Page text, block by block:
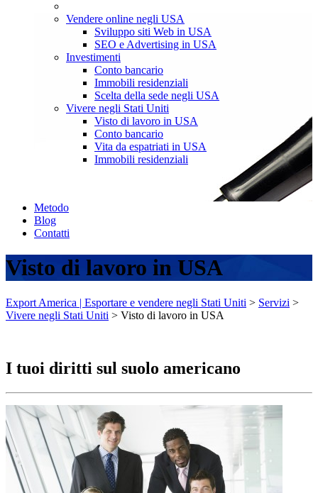
Vendere online negli USA
Sviluppo siti Web in USA
SEO e Advertising in USA
Investimenti
Conto bancario
Immobili residenziali
Scelta della sede negli USA
Vivere negli Stati Uniti
Visto di lavoro in USA
Conto bancario
Vita da espatriati in USA
Immobili residenziali
Metodo
Blog
Contatti
Visto di lavoro in USA
Export America | Esportare e vendere negli Stati Uniti > Servizi >
Vivere negli Stati Uniti > Visto di lavoro in USA
I tuoi diritti sul suolo americano